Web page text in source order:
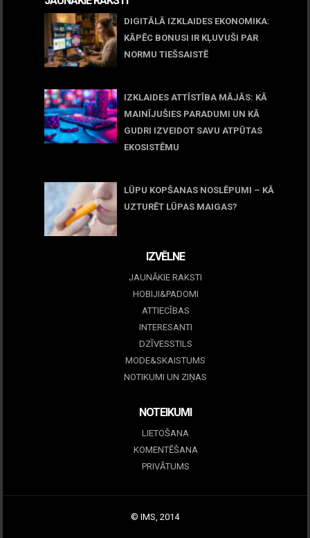
DIGITĀLĀ IZKLAIDES EKONOMIKA:
KĀPĒC BONUSI IR KĻUVUŠI PAR
NORMU TIEŠSAISTĒ
IZKLAIDES ATTĪSTĪBA MĀJĀS: KĀ
MAINĪJUŠIES PARADUMI UN KĀ
GUDRI IZVEIDOT SAVU ATPŪTAS
EKOSISTĒMU
LŪPU KOPŠANAS NOSLĒPUMI – KĀ
UZTURĒT LŪPAS MAIGAS?
IZVĒLNE
JAUNĀKIE RAKSTI
HOBIJI&PADOMI
ATTIECĪBAS
INTERESANTI
DZĪVESSTILS
MODE&SKAISTUMS
NOTIKUMI UN ZIŅAS
NOTEIKUMI
LIETOŠANA
KOMENTĒŠANA
PRIVĀTUMS
© IMS, 2014